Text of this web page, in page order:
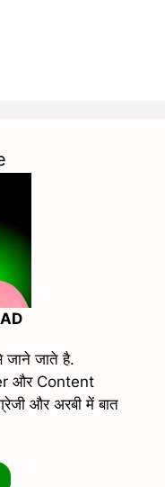
जाते है.
और Content
और अरबी में बात